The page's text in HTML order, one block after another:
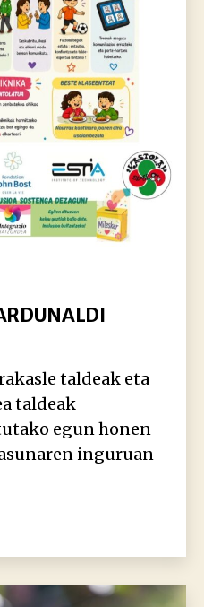
taldeak eta
taldeak
egun honen
inguruan